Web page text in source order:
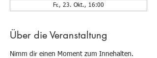
Fr., 23. Okt., 16:00
Über die Veranstaltung
Nimm dir einen Moment zum Innehalten.